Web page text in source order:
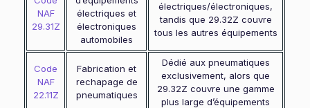
NAF
29.31Z
électriques et
électroniques
automobiles
électriques/électroniques,
tandis que 29.32Z couvre
tous les autres équipements
Code
NAF
22.11Z
Fabrication et
rechapage de
pneumatiques
Dédié aux pneumatiques
exclusivement, alors que
29.32Z couvre une gamme
plus large d’équipements